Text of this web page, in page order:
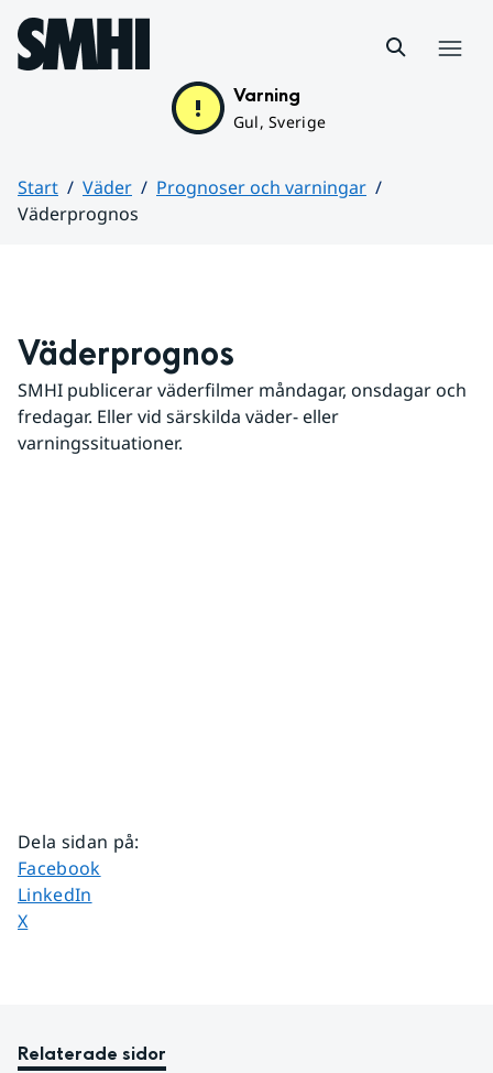
Hoppa till sidans innehåll
Varning
Gul, Sverige
Start Väder
Prognoser och varningar
Väderprognos
Väderprognos
SMHI publicerar väderfilmer måndagar, onsdagar och
fredagar. Eller vid särskilda väder- eller
varningssituationer.
Dela sidan på:
Dela sidan på
Facebook
Dela sidan på
LinkedIn
Dela sidan på
X
Relaterade sidor